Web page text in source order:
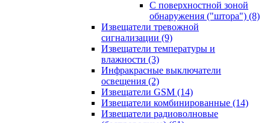
С поверхностной зоной
обнаружения ("штора") (8)
Извещатели тревожной
сигнализации (9)
Извещатели температуры и
влажности (3)
Инфракрасные выключатели
освещения (2)
Извещатели GSM (14)
Извещатели комбинированные (14)
Извещатели радиоволновые